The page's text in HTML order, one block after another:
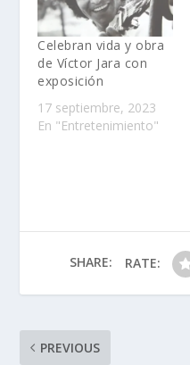
Celebran vida y obra
de Víctor Jara con
exposición
17 septiembre, 2023
En "Entretenimiento"
SHARE: RATE:
PREVIOUS